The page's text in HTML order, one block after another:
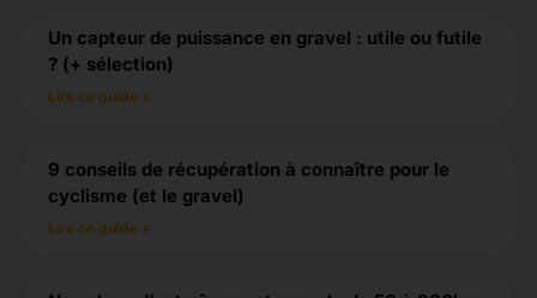
Un capteur de puissance en gravel : utile ou futile
? (+ sélection)
Lire ce guide »
9 conseils de récupération à connaître pour le
cyclisme (et le gravel)
Lire ce guide »